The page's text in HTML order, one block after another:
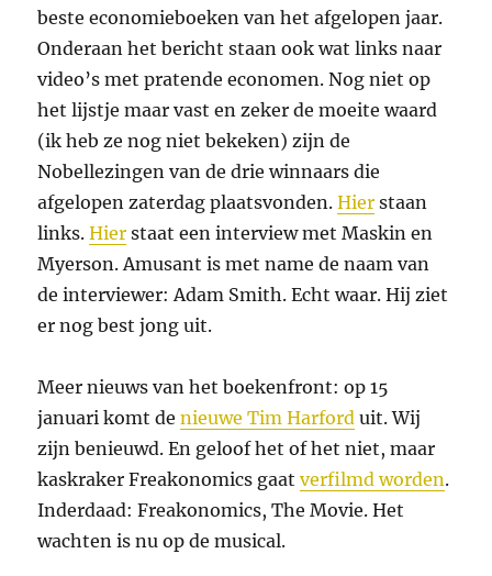
beste economieboeken van het afgelopen jaar.
Onderaan het bericht staan ook wat links naar
video’s met pratende economen. Nog niet op
het lijstje maar vast en zeker de moeite waard
(ik heb ze nog niet bekeken) zijn de
Nobellezingen van de drie winnaars die
afgelopen zaterdag plaatsvonden.Hier staan
links.Hier staat een interview met Maskin en
Myerson. Amusant is met name de naam van
de interviewer: Adam Smith. Echt waar. Hij ziet
er nog best jong uit.
Meer nieuws van het boekenfront: op 15
januari komt denieuwe Tim Harford uit. Wij
zijn benieuwd. En geloof het of het niet, maar
kaskraker Freakonomics gaatverfilmd worden.
Inderdaad: Freakonomics, The Movie. Het
wachten is nu op de musical.